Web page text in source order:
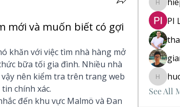
mới và muốn biết có gợi
khăn với việc tìm nhà hàng mở
bữa tối gia đình. Nhiều nhà
nên kiểm tra trên trang web
chính xác.
đến khu vực Malmö và Đan
PI
See All